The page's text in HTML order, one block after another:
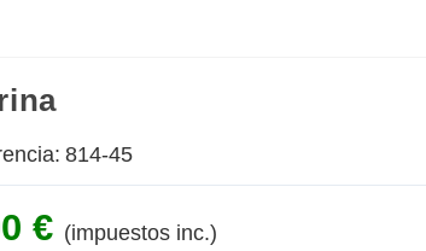
814-45
€ (impuestos inc.)